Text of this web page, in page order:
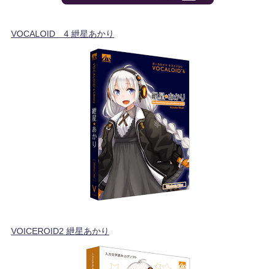
VOCALOID™4 紲星あかり
VOICEROID2 紲星あかり